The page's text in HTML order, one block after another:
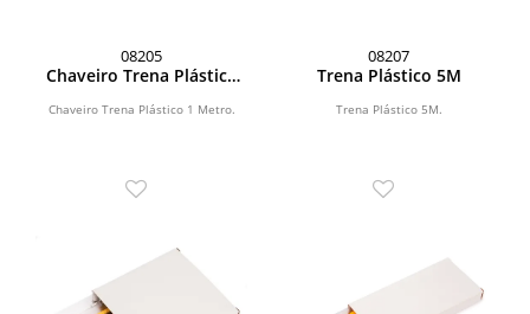
08205
Chaveiro Trena Plástico
Chaveiro Trena Plástico 1 Metro.
08207
Trena Plástico 5M
Trena Plástico 5M.